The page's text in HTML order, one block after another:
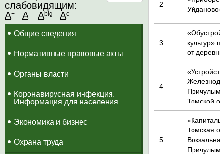
слабовидящим:
A+ A- Abig Ac
Общие сведения
Нормативные правовые акты
Органы власти
Коронавирусная инфекция.
Информация для населения
Экономика и бизнес
Охрана труда
2
3
культур»
от
4
Томской
5
Томская